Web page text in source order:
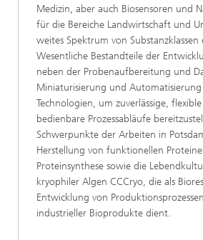
Medizin, aber auch Biosensoren und
für die Bereiche Landwirtschaft und
weites Spektrum von
Wesentliche Bestandteile der
neben der Probenaufbereitung und
Miniaturisierung und
Technologien, um zuverlässige,
bedienbare Prozessabläufe
Schwerpunkte der Arbeiten in
Herstellung von funktionellen
Proteinsynthese sowie die
kryophiler Algen CCCryo, die als
Entwicklung von
industrieller Bioprodukte dient.